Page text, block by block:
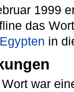
1999
das
Egypten in
war